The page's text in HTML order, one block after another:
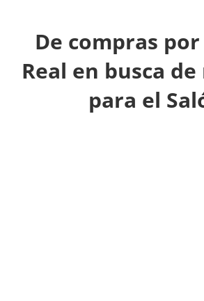
De compras
Real en busca
para el